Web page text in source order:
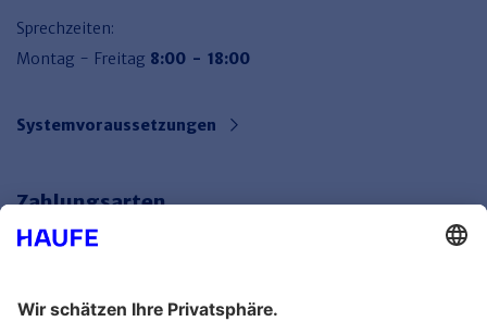
Sprechzeiten:
Montag - Freitag 8:00 - 18:00
Systemvoraussetzungen
Zahlungsarten